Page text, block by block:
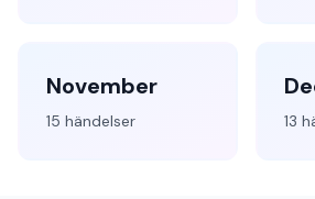
November
15 händelser 13